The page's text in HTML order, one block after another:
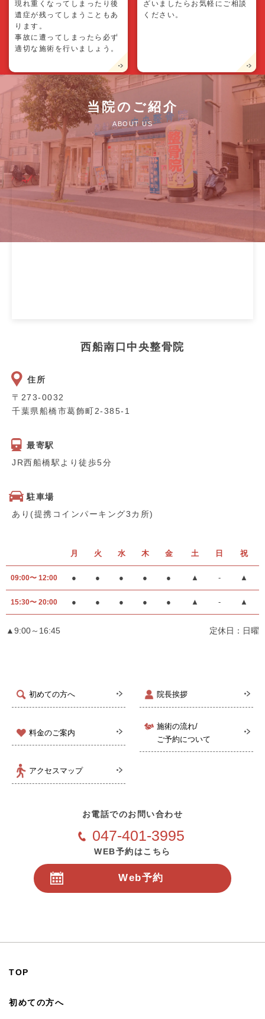
現れ重くなってしまったり後
遺症が残ってしまうこともあ
ります。
事故に遭ってしまったら必ず
適切な施術を行いましょう。
ざいましたらお気軽にご相談
ください。
当院のご紹介
ABOUT US
初めての方へ 院長挨拶
料金のご案内
施術の流れ/
ご予約について
アクセスマップ
西船南口中央整骨院
住所
〒273-0032
千葉県船橋市葛飾町2-385-1
最寄駅
JR西船橋駅より徒歩5分
駐車場
あり(提携コインパーキング3カ所)
月 火 水 木 金 土 日 祝
09:00〜 12:00 ● ● ● ● ● ▲ - ▲
15:30〜 20:00 ● ● ● ● ● ▲ - ▲
▲9:00～16:45 定休日：日曜
お電話でのお問い合わせ
047-401-3995
WEB予約はこちら
Web予約
TOP
初めての方へ